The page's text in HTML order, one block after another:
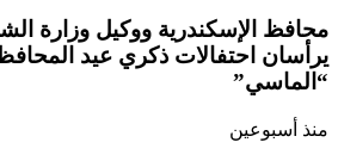
محافظ الإسكندرية ووكيل وزارة
يرأسان احتفالات ذكري عيد
“الماسي”
منذ أسبوعين